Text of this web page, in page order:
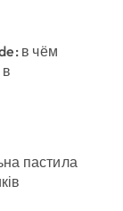
в чём
пастила